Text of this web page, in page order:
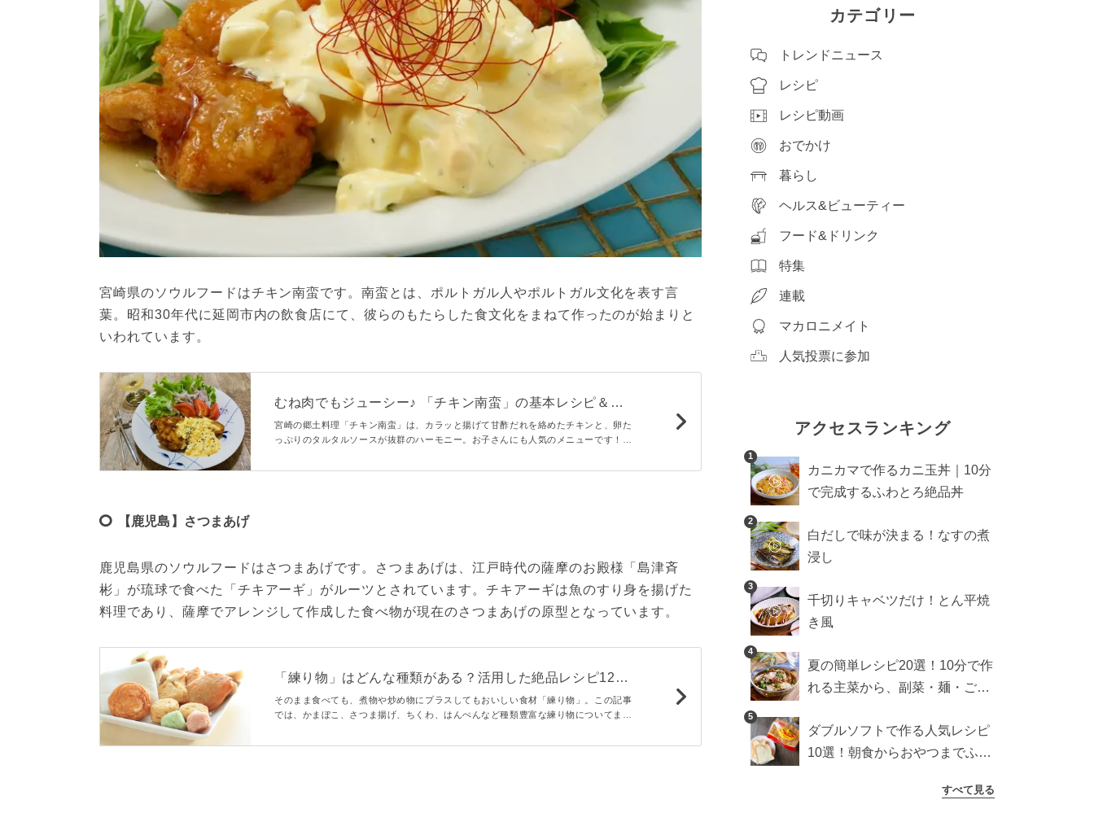
宮崎県のソウルフードはチキン南蛮です。南蛮とは、ポルトガル人やポルトガル文化を表す言
葉。昭和30年代に延岡市内の飲食店にて、彼らのもたらした食文化をまねて作ったのが始まりと
いわれています。
むね肉でもジューシー♪ 「チキン南蛮」の基本レシピ＆お
いしく作るコツ
宮崎の郷土料理「チキン南蛮」は、カラッと揚げて甘酢だれを絡めたチキンと、卵た
っぷりのタルタルソースが抜群のハーモニー。お子さんにも人気のメニューです！こ
もぜひ参考にしてください。
【鹿児島】さつまあげ
鹿児島県のソウルフードはさつまあげです。さつまあげは、江戸時代の薩摩のお殿様「島津斉
彬」が琉球で食べた「チキアーギ」がルーツとされています。チキアーギは魚のすり身を揚げた
料理であり、薩摩でアレンジして作成した食べ物が現在のさつまあげの原型となっています。
「練り物」はどんな種類がある？活用した絶品レシピ12選
も
そのまま食べても、煮物や炒め物にプラスしてもおいしい食材「練り物」。この記事
では、かまぼこ、さつま揚げ、ちくわ、はんぺんなど種類豊富な練り物についてまと
カテゴリー
トレンドニュース
レシピ
レシピ動画
おでかけ
暮らし
ヘルス&ビューティー
フード&ドリンク
特集
連載
マカロニメイト
人気投票に参加
アクセスランキング
1
カニカマで作るカニ玉丼｜10分
で完成するふわとろ絶品丼
2
白だしで味が決まる！なすの煮
浸し
3
千切りキャベツだけ！とん平焼
き風
4
夏の簡単レシピ20選！10分で作
れる主菜から、副菜・麺・ごは
5
ダブルソフトで作る人気レシピ
10選！朝食からおやつまでふん
すべて見る